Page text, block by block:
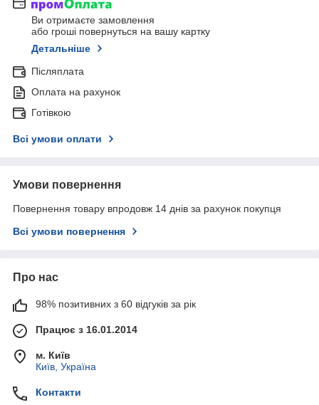
Ви отримаєте замовлення
або гроші повернуться на вашу картку
Детальніше
Післяплата
Оплата на рахунок
Готівкою
Всі умови оплати
Умови повернення
Повернення товару впродовж 14 днів за рахунок покупця
Всі умови повернення
Про нас
98% позитивних з 60 відгуків за рік
Працює з 16.01.2014
м. Київ
Київ, Україна
Контакти